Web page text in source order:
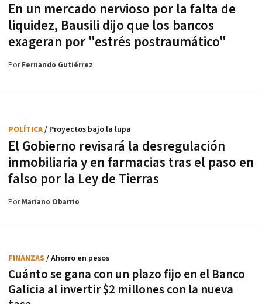
En un mercado nervioso por la falta de
liquidez, Bausili dijo que los bancos
exageran por "estrés postraumático"
PorFernando Gutiérrez
El Gobierno revisará la desregulación
inmobiliaria y en farmacias tras el paso en
falso por la Ley de Tierras
POLÍTICA/ Proyectos bajo la lupa
PorMariano Obarrio
Cuánto se gana con un plazo fijo en el Banco
Galicia al invertir $2 millones con la nueva
FINANZAS / Ahorro en pesos